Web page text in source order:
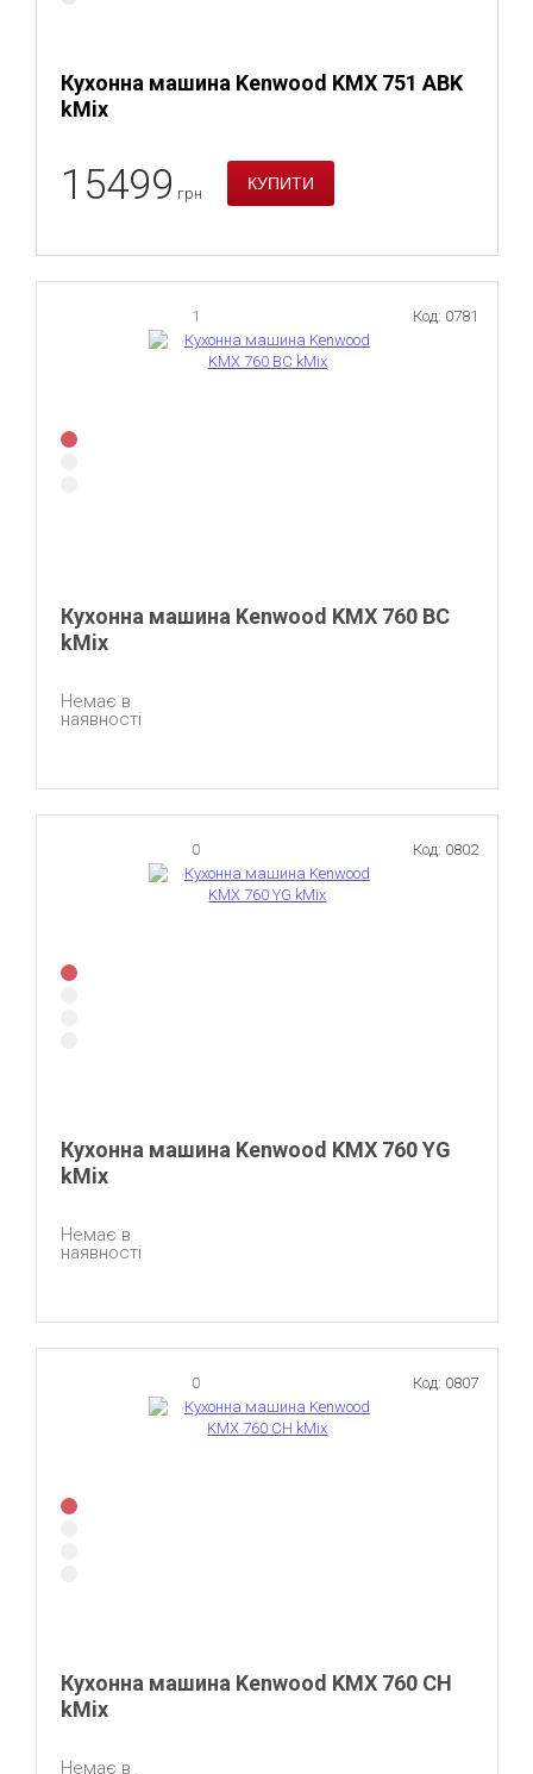
Кухонна машина Kenwood KMX 751 ABK
kMix
15499 грн
1
Кухонна машина Kenwood KMX 760 BC
kMix
Код: 0781
Немає в
наявності
0
Кухонна машина Kenwood KMX 760 YG
kMix
Код: 0802
Немає в
наявності
0
Кухонна машина Kenwood KMX 760 CH
kMix
Код: 0807
Немає в